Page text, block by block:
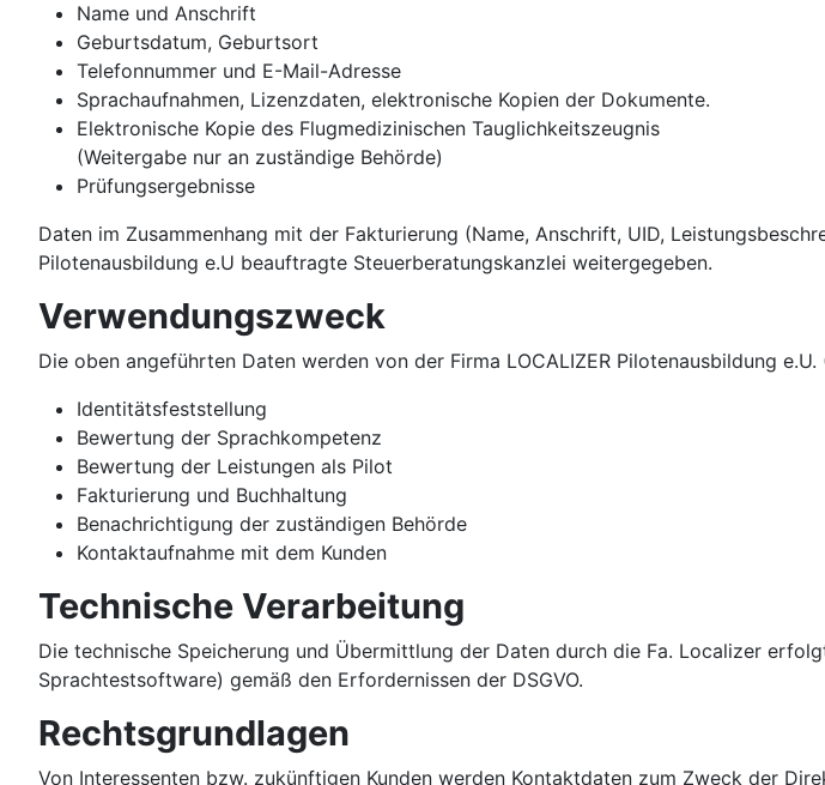
Name und Anschrift
Geburtsdatum, Geburtsort
Telefonnummer und E-Mail-Adresse
Sprachaufnahmen, Lizenzdaten, elektronische Kopien der Dokumente.
Elektronische Kopie des Flugmedizinischen Tauglichkeitszeugnis
(Weitergabe nur an zuständige Behörde)
Prüfungsergebnisse
Daten im Zusammenhang mit der Fakturierung (Name, Anschrift, UID,
Pilotenausbildung e.U beauftragte Steuerberatungskanzlei weitergegeben.
Verwendungszweck
Die oben angeführten Daten werden von der Firma LOCALIZER Pilotenausbildung
Identitätsfeststellung
Bewertung der Sprachkompetenz
Bewertung der Leistungen als Pilot
Fakturierung und Buchhaltung
Benachrichtigung der zuständigen Behörde
Kontaktaufnahme mit dem Kunden
Technische Verarbeitung
Die technische Speicherung und Übermittlung der Daten durch die Fa. Localizer
Sprachtestsoftware) gemäß den Erfordernissen der DSGVO.
Rechtsgrundlagen
Von Interessenten bzw. zukünftigen Kunden werden Kontaktdaten zum Zweck der